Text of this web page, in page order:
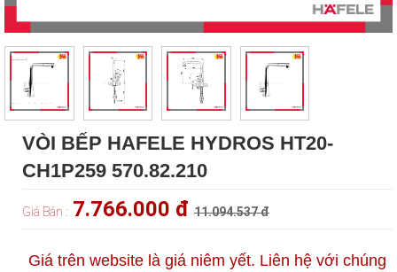
VÒI BẾP HAFELE HYDROS HT20-
CH1P259 570.82.210
Giá Bán : 7.766.000 đ 11.094.537 đ
Giá trên website là giá niêm yết. Liên hệ với chúng